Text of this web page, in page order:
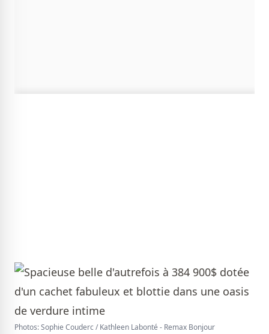
Photos: Sophie Couderc / Kathleen Labonté - Remax Bonjour